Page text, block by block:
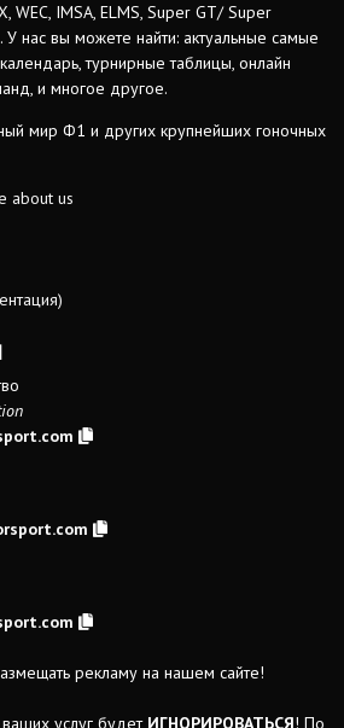
WEC, IMSA, ELMS, Super GT/ Super
нас вы можете найти: актуальные самые
турнирные таблицы, онлайн
и многое другое.
мир Ф1 и других крупнейших гоночных
about us
рекламу на нашем сайте!
услуг будет ИГНОРИРОВАТЬСЯ! По